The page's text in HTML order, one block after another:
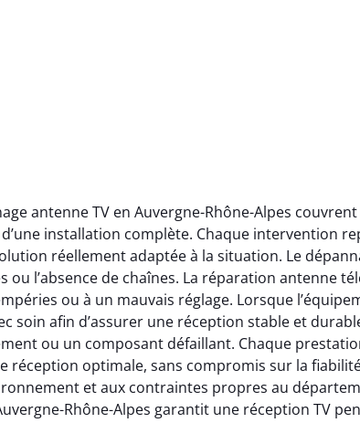
antenne TV en Auvergne-Rhône-Alpes
d’une installation complète. Chaque intervention
réellement adaptée à la situation. Le
l’absence de chaînes. La réparation antenne
ou à un mauvais réglage. Lorsque
soin afin d’assurer une réception stable et
ou un composant défaillant. Chaque
réception optimale, sans compromis sur la
et aux contraintes propres au
Rhône-Alpes garantit une réception TV